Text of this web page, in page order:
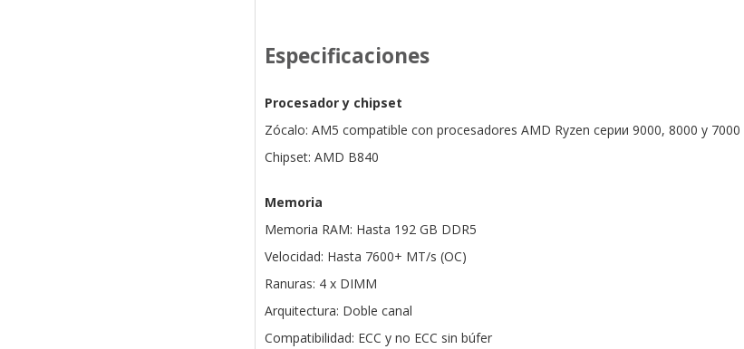
Especificaciones
Procesador y chipset
Zócalo: AM5 compatible con procesadores AMD Ryzen серии 9000, 8000 y 7000
Chipset: AMD B840
Memoria
Memoria RAM: Hasta 192 GB DDR5
Velocidad: Hasta 7600+ MT/s (OC)
Ranuras: 4 x DIMM
Arquitectura: Doble canal
Compatibilidad: ECC y no ECC sin búfer